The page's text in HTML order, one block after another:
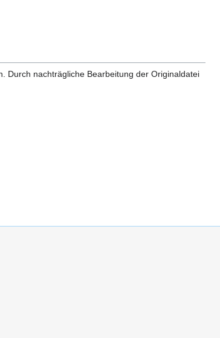
Durch nachträgliche Bearbeitung der Originaldatei